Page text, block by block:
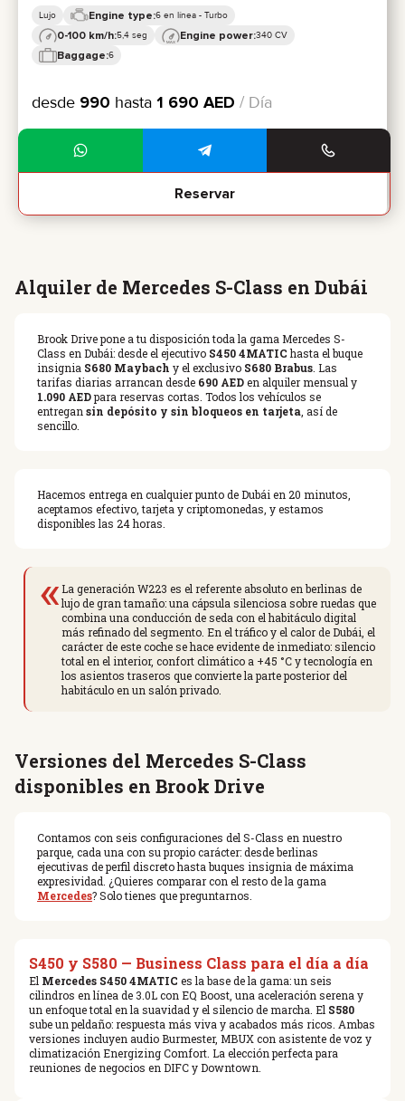
Lujo Engine type:6 en línea - Turbo
0-100 km/h:5,4 seg Engine power:340 CV
Baggage:6
desde 990 hasta 1 690 AED / Día
Reservar
Alquiler de Mercedes S-Class en Dubái
Brook Drive pone a tu disposición toda la gama Mercedes S-
Class en Dubái: desde el ejecutivo S450 4MATIChasta el buque
insignia S680 Maybach y el exclusivo S680 Brabus. Las
tarifas diarias arrancan desde 690 AEDen alquiler mensual y
1.090 AEDpara reservas cortas. Todos los vehículos se
entregansin depósito y sin bloqueos en tarjeta, así de
sencillo.
Hacemos entrega en cualquier punto de Dubái en 20 minutos,
aceptamos efectivo, tarjeta y criptomonedas, y estamos
disponibles las 24 horas.
«La generación W223 es el referente absoluto en berlinas de
lujo de gran tamaño: una cápsula silenciosa sobre ruedas que
combina una conducción de seda con el habitáculo digital
más refinado del segmento. En el tráfico y el calor de Dubái, el
carácter de este coche se hace evidente de inmediato: silencio
total en el interior, confort climático a +45 °C y tecnología en
los asientos traseros que convierte la parte posterior del
habitáculo en un salón privado.
Versiones del Mercedes S-Class
disponibles en Brook Drive
Contamos con seis configuraciones del S-Class en nuestro
parque, cada una con su propio carácter: desde berlinas
ejecutivas de perfil discreto hasta buques insignia de máxima
expresividad. ¿Quieres comparar con el resto de la gama
Mercedes? Solo tienes que preguntarnos.
S450 y S580 — Business Class para el día a día
El Mercedes S450 4MATIC es la base de la gama: un seis
cilindros en línea de 3.0L con EQ Boost, una aceleración serena y
un enfoque total en la suavidad y el silencio de marcha. El S580
sube un peldaño: respuesta más viva y acabados más ricos. Ambas
versiones incluyen audio Burmester, MBUX con asistente de voz y
climatización Energizing Comfort. La elección perfecta para
reuniones de negocios en DIFC y Downtown.